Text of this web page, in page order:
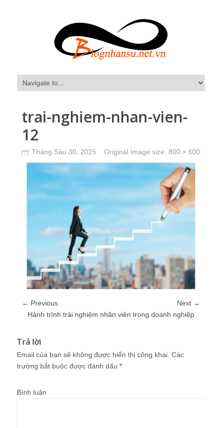
trai-nghiem-nhan-vien-
12
Tháng Sáu 30, 2025 Original Image size: 800 × 600
← Previous
Next →
Hành trình trải nghiệm nhân viên trong doanh nghiệp
Trả lời
Email của bạn sẽ không được hiển thị công khai. Các
trường bắt buộc được đánh dấu *
Bình luận